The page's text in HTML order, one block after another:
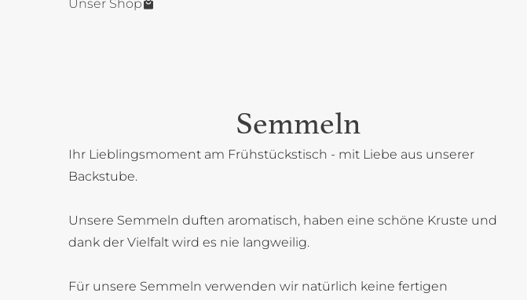
Unser Shop
Semmeln
Ihr Lieblingsmoment am Frühstückstisch - mit Liebe aus unserer
Backstube.
Unsere Semmeln duften aromatisch, haben eine schöne Kruste und
dank der Vielfalt wird es nie langweilig.
Für unsere Semmeln verwenden wir natürlich keine fertigen